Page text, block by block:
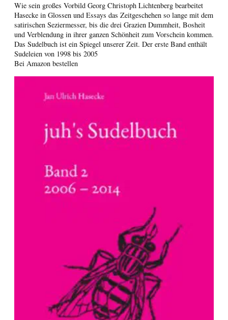
Wie sein großes Vorbild Georg Christoph Lichtenberg bearbeitet
Hasecke in Glossen und Essays das Zeitgeschehen so lange mit dem
satirischen Seziermesser, bis die drei Grazien Dummheit, Bosheit
und Verblendung in ihrer ganzen Schönheit zum Vorschein kommen.
Das Sudelbuch ist ein Spiegel unserer Zeit. Der erste Band enthält
Sudeleien von 1998 bis 2005
Bei Amazon bestellen